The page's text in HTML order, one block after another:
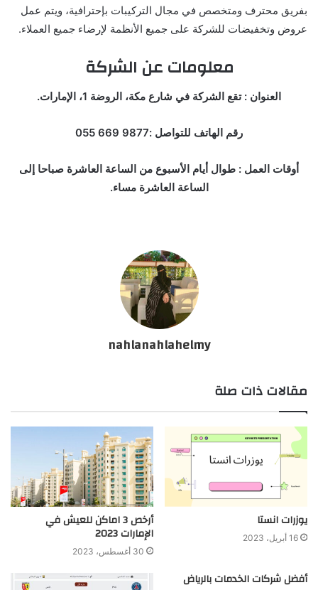
بفريق محترف ومتخصص في مجال التركيبات بإحترافية، ويتم عمل
عروض وتخفيضات للشركة على جميع الأنظمة لإرضاء جميع العملاء.
معلومات عن الشركة
العنوان : تقع الشركة في شارع مكة، الروضة 1، الإمارات.
رقم الهاتف للتواصل :9877 669 055
أوقات العمل : طوال أيام الأسبوع من الساعة العاشرة صباحا إلى
الساعة العاشرة مساء.
nahlanahlahelmy
مقالات ذات صلة
يوزرات انستا
16 أبريل، 2023
أرخص 3 اماكن للعيش في
الإمارات 2023
30 أغسطس، 2023
أفضل شركات الخدمات بالرياض